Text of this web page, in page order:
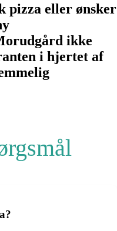
pizza eller ønsker
ikke
i hjertet af